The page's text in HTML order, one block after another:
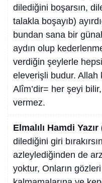
dilediğini boşarsın,
talakla boşayıb)
bundan sana bir
aydın olup
verdiğin şeylerle
eleverişli budur. Allah
Alîm’dir= her şeyi
vermez.
Elmalılı Hamdi
dilediğini giri
azleylediğinden de
yoktur, Onların